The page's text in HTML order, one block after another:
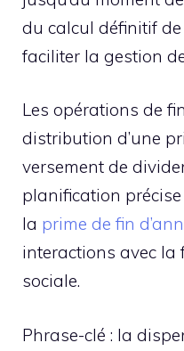
du calcul définitif de
faciliter la gestion
Les opérations de
distribution d’une
versement de
planification
la prime de fin
interactions avec la
sociale.
Phrase-clé : la